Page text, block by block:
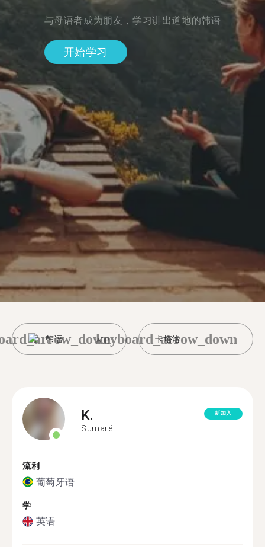
与母语者成为朋友，学习讲出道地的韩语
开始学习
韩语 卡塔洛
keyboard_arrow_down
K.
Sumaré
新加入
流利
葡萄牙语
学
英语